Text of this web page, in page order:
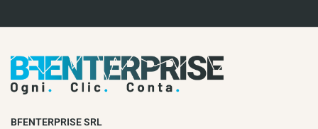
BFENTERPRISE SRL